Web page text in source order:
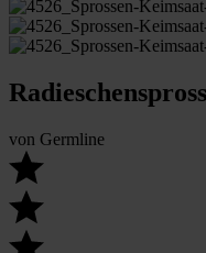
von Germline